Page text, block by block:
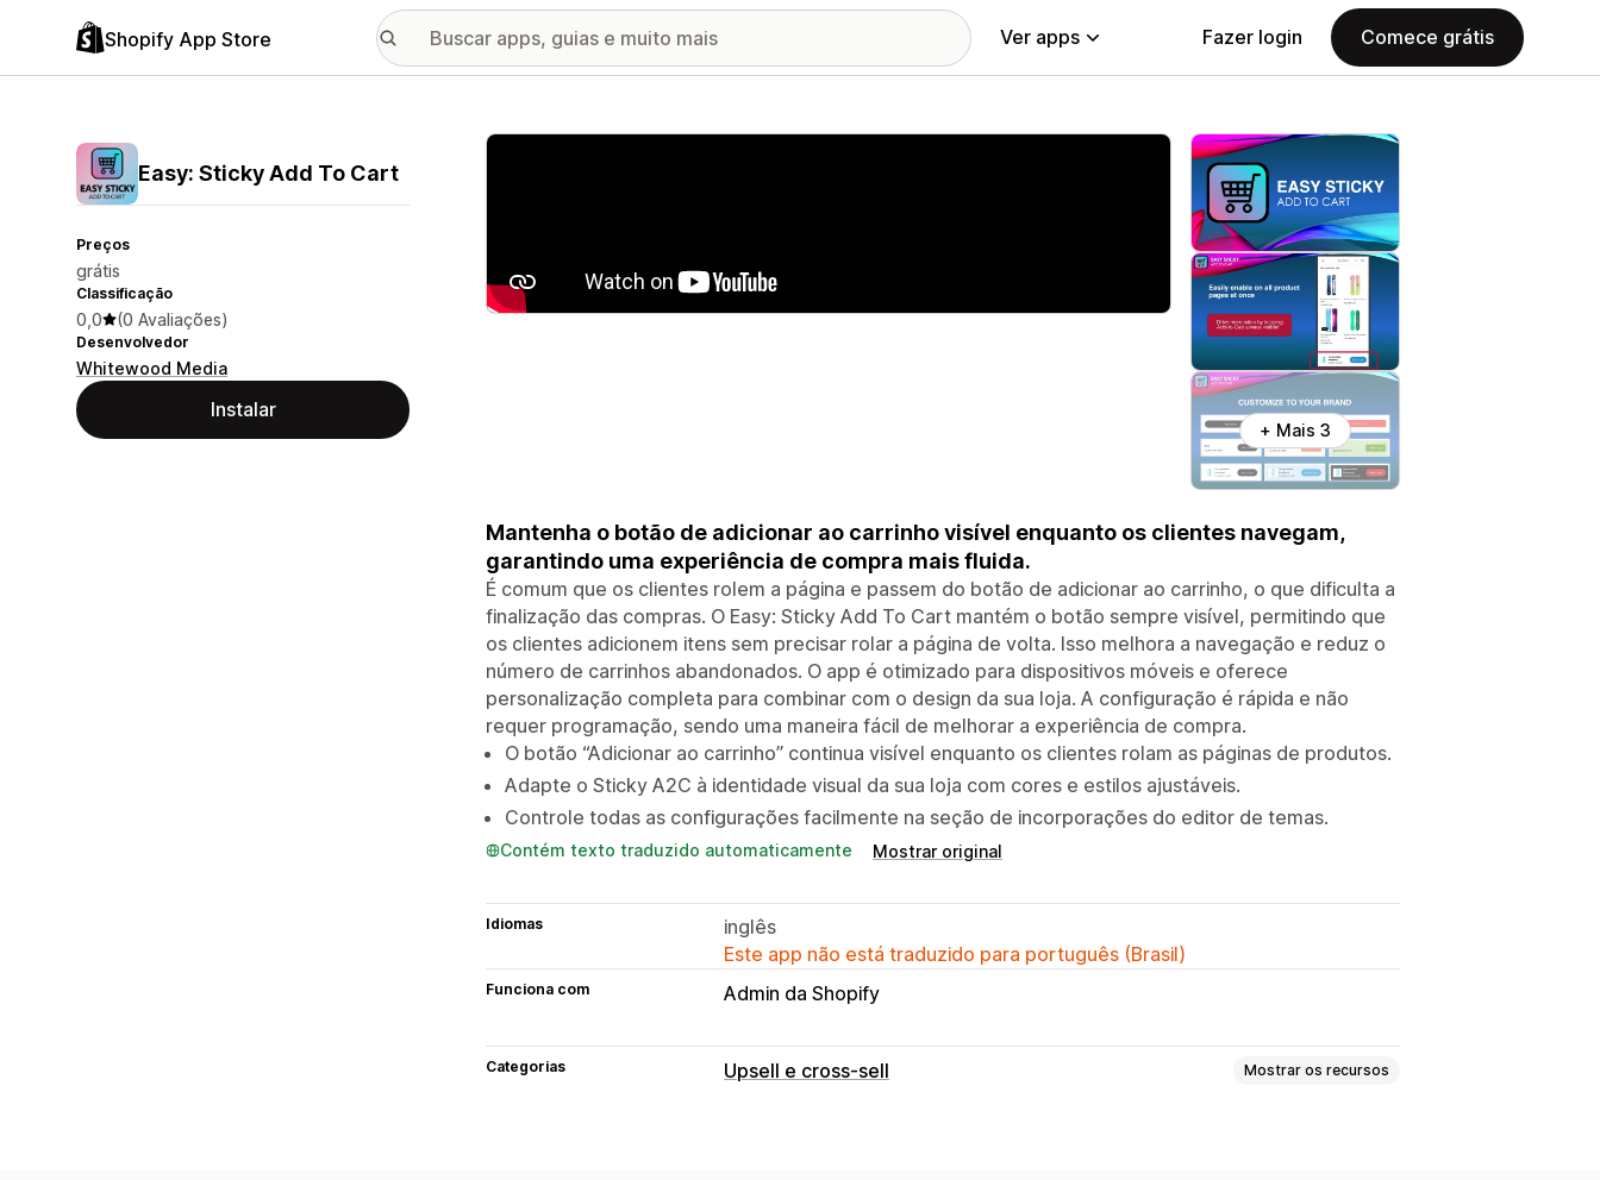
Shopify App Store Ver apps Fazer login Comece grátis
Easy: Sticky Add To Cart
Preços
grátis
Classificação
0,0 (0 Avaliações)
Desenvolvedor
Whitewood Media
Instalar
Galeria de imagens em destaque
+ Mais 3
Mantenha o botão de adicionar ao carrinho visível enquanto os clientes navegam,
garantindo uma experiência de compra mais fluida.
É comum que os clientes rolem a página e passem do botão de adicionar ao carrinho, o que dificulta a
finalização das compras. O Easy: Sticky Add To Cart mantém o botão sempre visível, permitindo que
os clientes adicionem itens sem precisar rolar a página de volta. Isso melhora a navegação e reduz o
número de carrinhos abandonados. O app é otimizado para dispositivos móveis e oferece
personalização completa para combinar com o design da sua loja. A configuração é rápida e não
requer programação, sendo uma maneira fácil de melhorar a experiência de compra.
O botão “Adicionar ao carrinho” continua visível enquanto os clientes rolam as páginas de produtos.
Adapte o Sticky A2C à identidade visual da sua loja com cores e estilos ajustáveis.
Controle todas as configurações facilmente na seção de incorporações do editor de temas.
Contém texto traduzido automaticamente Mostrar original
Idiomas
inglês
Este app não está traduzido para português (Brasil)
Funciona com Admin da Shopify
Categorias Upsell e cross-sell Mostrar os recursos